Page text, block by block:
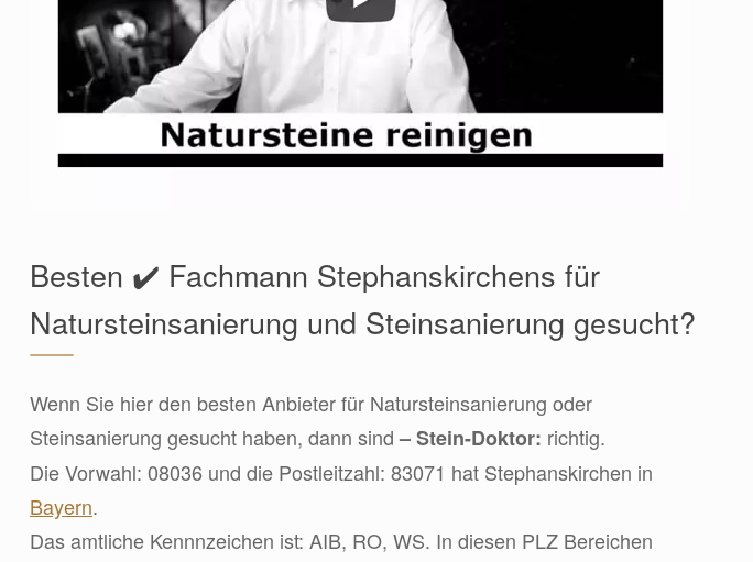
Besten ✔️ Fachmann Stephanskirchens für
Natursteinsanierung und Steinsanierung gesucht?
Wenn Sie hier den besten Anbieter für Natursteinsanierung oder
Steinsanierung gesucht haben, dann sind– Stein-Doktor: richtig.
Die Vorwahl: 08036 und die Postleitzahl: 83071 hat Stephanskirchen in
Bayern.
Das amtliche Kennnzeichen ist: AIB, RO, WS. In diesen PLZ Bereichen